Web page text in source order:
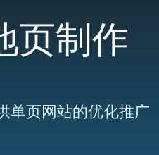
页制作
单页网站的优化推广